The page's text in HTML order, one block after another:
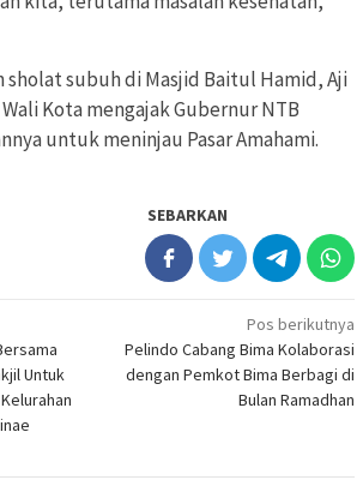
sholat subuh di Masjid Baitul Hamid, Aji
Kota mengajak Gubernur NTB
untuk meninjau Pasar Amahami.
SEBARKAN
Untuk
Pos berikutnya
Pelindo Cabang Bima Kolaborasi
dengan Pemkot Bima Berbagi di
Bulan Ramadhan